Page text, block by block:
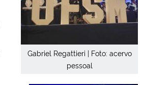
Gabriel Regattieri | Foto: acervo
pessoal